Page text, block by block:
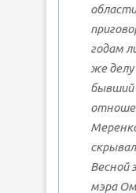
годам
же
Весной
мэра